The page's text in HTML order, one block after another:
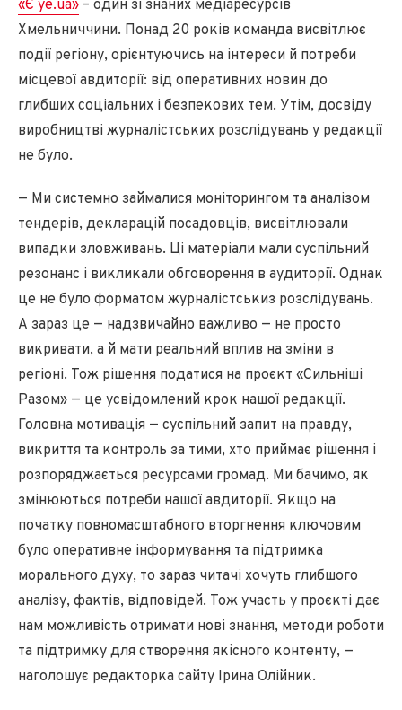
«Є ye.ua» – один зі знаних медіаресурсів
Хмельниччини. Понад 20 років команда висвітлює
події регіону, орієнтуючись на інтереси й потреби
місцевої авдиторії: від оперативних новин до
глибших соціальних і безпекових тем. Утім, досвіду
виробництві журналістських розслідувань у редакції
не було.
— Ми системно займалися моніторингом та аналізом
тендерів, декларацій посадовців, висвітлювали
випадки зловживань. Ці матеріали мали суспільний
резонанс і викликали обговорення в аудиторії. Однак
це не було форматом журналістськиз розслідувань.
А зараз це — надзвичайно важливо — не просто
викривати, а й мати реальний вплив на зміни в
регіоні. Тож рішення податися на проєкт «Сильніші
Разом» — це усвідомлений крок нашої редакції.
Головна мотивація — суспільний запит на правду,
викриття та контроль за тими, хто приймає рішення і
розпоряджається ресурсами громад. Ми бачимо, як
змінюються потреби нашої авдиторії. Якщо на
початку повномасштабного вторгнення ключовим
було оперативне інформування та підтримка
морального духу, то зараз читачі хочуть глибшого
аналізу, фактів, відповідей. Тож участь у проєкті дає
нам можливість отримати нові знання, методи роботи
та підтримку для створення якісного контенту, —
наголошує редакторка сайту Ірина Олійник.